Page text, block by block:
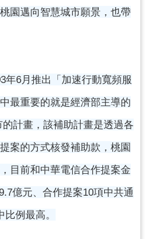
園邁向智慧城市願景，也帶
年6月推出「加速行動寬頻服
最重要的就是經濟部主導的
計畫，該補助計畫是透過各
案的方式核發補助款，桃園
目前和中華電信合作提案金
億元、合作提案10項中共通
例最高。